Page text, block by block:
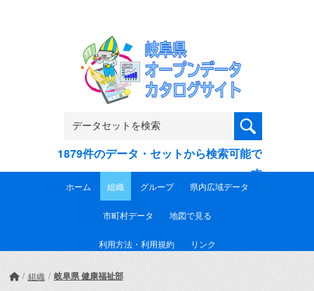
1879件のデータ・セットから検索可能で
す
ホーム 組織 グループ 県内広域データ
市町村データ 地図で見る
利用方法・利用規約 リンク
組織 岐阜県 健康福祉部